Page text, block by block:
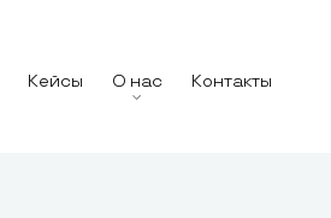
Кейсы О нас Контакты